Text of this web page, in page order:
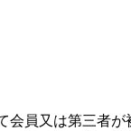
員又は第三者